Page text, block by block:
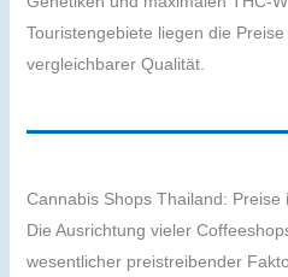
Touristengebiete liegen die
vergleichbarer Qualität.
Cannabis Shops Thailand: Preise
Die Ausrichtung vieler
wesentlicher preistreibender